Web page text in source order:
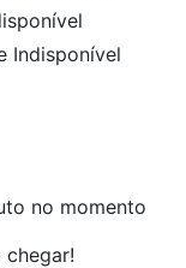
Indisponível
no momento
chegar!